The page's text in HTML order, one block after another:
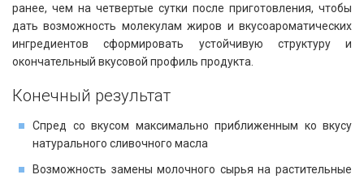
ранее, чем на четвертые сутки после приготовления, чтобы
дать возможность молекулам жиров и вкусоароматических
ингредиентов сформировать устойчивую структуру и
окончательный вкусовой профиль продукта.
Конечный результат
Cпред со вкусом максимально приближенным ко вкусу
натурального сливочного масла
Возможность замены молочного сырья на растительные